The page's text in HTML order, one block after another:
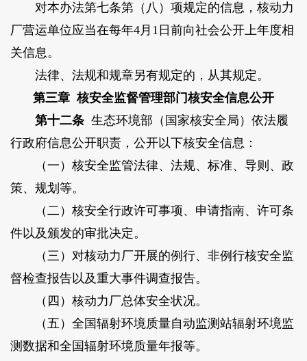
对本办法第七条第（八）项规定的信息，核动力
厂营运单位应当在每年4月1日前向社会公开上年度相
关信息。
法律、法规和规章另有规定的，从其规定。
第三章 核安全监督管理部门核安全信息公开
第十二条生态环境部（国家核安全局）依法履
行政府信息公开职责，公开以下核安全信息：
（一）核安全监管法律、法规、标准、导则、政
策、规划等。
（二）核安全行政许可事项、申请指南、许可条
件以及颁发的审批决定。
（三）对核动力厂开展的例行、非例行核安全监
督检查报告以及重大事件调查报告。
（四）核动力厂总体安全状况。
（五）全国辐射环境质量自动监测站辐射环境监
测数据和全国辐射环境质量年报等。